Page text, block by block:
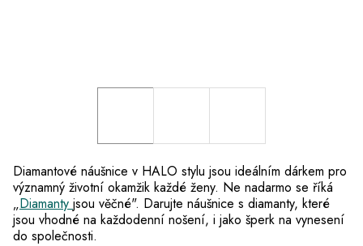
Diamantové náušnice v HALO stylu jsou ideálním dárkem pro
významný životní okamžik každé ženy. Ne nadarmo se říká
„Diamanty jsou věčné". Darujte náušnice s diamanty, které
jsou vhodné na každodenní nošení, i jako šperk na vynesení
do společnosti.